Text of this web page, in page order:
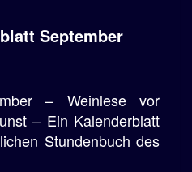
September
– Weinlese vor
– Ein Kalenderblatt
Stundenbuch des